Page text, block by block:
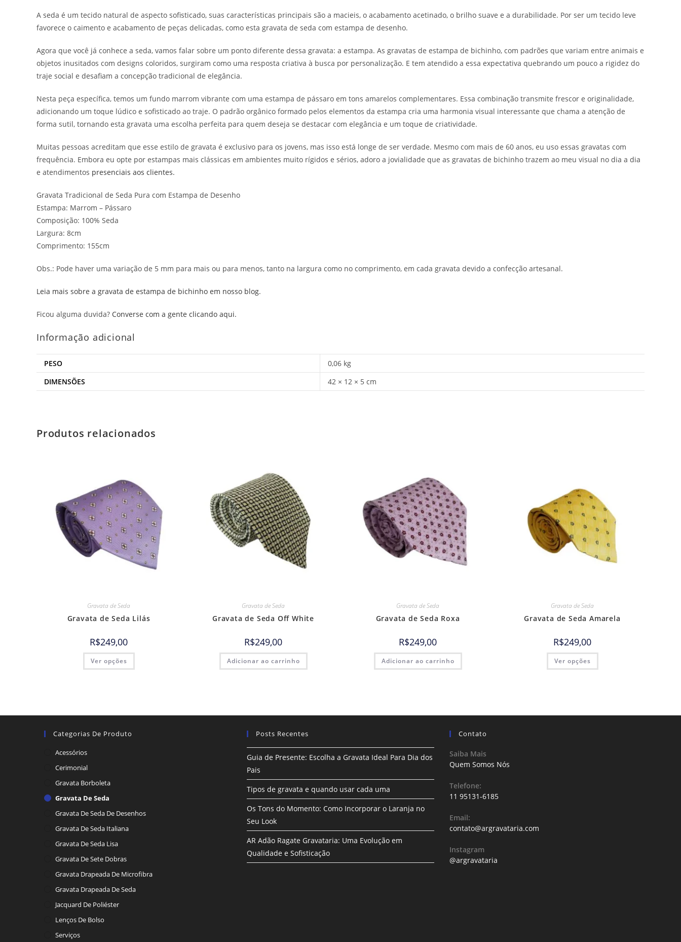
A seda é um tecido natural de aspecto sofisticado, suas características principais são a macieis, o acabamento acetinado, o brilho suave e a durabilidade. Por ser um tecido leve
favorece o caimento e acabamento de peças delicadas, como esta gravata de seda com estampa de desenho.
Agora que você já conhece a seda, vamos falar sobre um ponto diferente dessa gravata: a estampa. As gravatas de estampa de bichinho, com padrões que variam entre animais e
objetos inusitados com designs coloridos, surgiram como uma resposta criativa à busca por personalização. E tem atendido a essa expectativa quebrando um pouco a rigidez do
traje social e desafiam a concepção tradicional de elegância.
Nesta peça específica, temos um fundo marrom vibrante com uma estampa de pássaro em tons amarelos complementares. Essa combinação transmite frescor e originalidade,
adicionando um toque lúdico e sofisticado ao traje. O padrão orgânico formado pelos elementos da estampa cria uma harmonia visual interessante que chama a atenção de
forma sutil, tornando esta gravata uma escolha perfeita para quem deseja se destacar com elegância e um toque de criatividade.
Muitas pessoas acreditam que esse estilo de gravata é exclusivo para os jovens, mas isso está longe de ser verdade. Mesmo com mais de 60 anos, eu uso essas gravatas com
frequência. Embora eu opte por estampas mais clássicas em ambientes muito rígidos e sérios, adoro a jovialidade que as gravatas de bichinho trazem ao meu visual no dia a dia
e atendimentos presenciais aos clientes.
Gravata Tradicional de Seda Pura com Estampa de Desenho
Estampa: Marrom – Pássaro
Composição: 100% Seda
Largura: 8cm
Comprimento: 155cm
Obs.: Pode haver uma variação de 5 mm para mais ou para menos, tanto na largura como no comprimento, em cada gravata devido a confecção artesanal.
Leia mais sobre a gravata de estampa de bichinho em nosso blog.
Ficou alguma duvida? Converse com a gente clicando aqui.
Informação adicional
PESO
0,06 kg
DIMENSÕES
42 × 12 × 5 cm
Produtos relacionados
Gravata de Seda
Gravata de Seda Lilás
R$249,00
Ver opções
Gravata de Seda
Gravata de Seda Off White
R$249,00
Adicionar ao carrinho
Gravata de Seda
Gravata de Seda Roxa
R$249,00
Adicionar ao carrinho
Gravata de Seda
Gravata de Seda Amarela
R$249,00
Ver opções
Categorias De Produto
Acessórios
Cerimonial
Gravata Borboleta
Gravata De Seda
Gravata De Seda De Desenhos
Gravata De Seda Italiana
Gravata De Seda Lisa
Gravata De Sete Dobras
Gravata Drapeada De Microfibra
Gravata Drapeada De Seda
Jacquard De Poliéster
Lenços De Bolso
Serviços
Posts Recentes
Guia de Presente: Escolha a Gravata Ideal Para Dia dos
Pais
Tipos de gravata e quando usar cada uma
Os Tons do Momento: Como Incorporar o Laranja no
Seu Look
AR Adão Ragate Gravataria: Uma Evolução em
Qualidade e Sofisticação
Contato
Saiba Mais
Quem Somos Nós
Telefone:
11 95131-6185
Email:
contato@argravataria.com
Instagram
@argravataria